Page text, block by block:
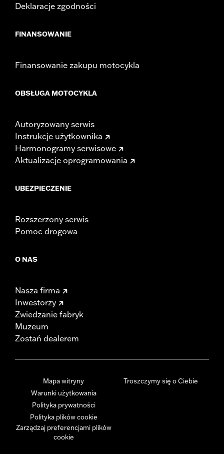
Deklaracje zgodności
FINANSOWANIE
Finansowanie zakupu motocykla
OBSŁUGA MOTOCYKLA
Autoryzowany serwis
Instrukcje użytkownika
Harmonogramy serwisowe
Aktualizacje oprogramowania
UBEZPIECZENIE
Rozszerzony serwis
Pomoc drogowa
O NAS
Nasza firma
Inwestorzy
Zwiedzanie fabryk
Muzeum
Zostań dealerem
Mapa witryny
Warunki użytkowania
Polityka prywatności
Polityka plików cookie
Zarządzaj preferencjami plików
cookie
Troszczymy się o Ciebie